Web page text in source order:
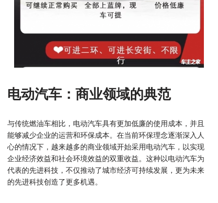
电动汽车：商业领域的典范
与传统燃油车相比，电动汽车具有更加低廉的使用成本，并且
能够减少企业的运营和环保成本。在当前环保理念逐渐深入人
心的情况下，越来越多的商业领域开始采用电动汽车，以实现
企业经济效益和社会环境效益的双重收益。这种以电动汽车为
代表的先进科技，不仅推动了城市经济可持续发展，更为未来
的先进科技创造了更多机遇。